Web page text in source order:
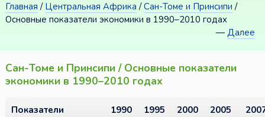
Главная / Центральная Африка /Сан-Томе и Принсипи /
Основные показатели экономики в 1990–2010 годах
—Далее
Сан-Томе и Принсипи / Основные показатели
экономики в 1990–2010 годах
Показатели 1990 1995 2000 2005